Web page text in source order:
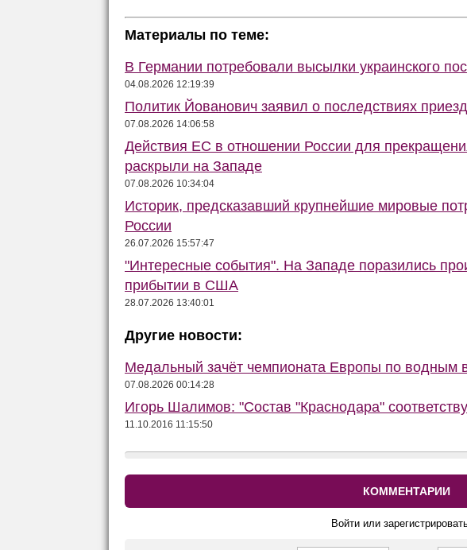
Материалы по теме:
В Германии потребовали высылки украинского
04.08.2026 12:19:39
Политик Йованович заявил о последствиях
07.08.2026 14:06:58
Действия ЕС в отношении России для
раскрыли на Западе
07.08.2026 10:34:04
Историк, предсказавший крупнейшие мировые
России
26.07.2026 15:57:47
"Интересные события". На Западе поразились
прибытии в США
28.07.2026 13:40:01
Другие новости:
Медальный зачёт чемпионата Европы по водным
07.08.2026 00:14:28
Игорь Шалимов: "Состав "Краснодара"
11.10.2016 11:15:50
КОММЕНТАРИИ
Войти или